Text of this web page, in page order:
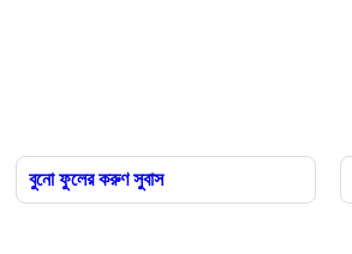
বুনো ফুলের করুণ সুবাস